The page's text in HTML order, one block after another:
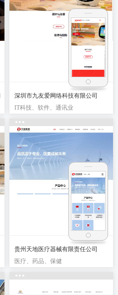
深圳市九友爱网络科技有限公司
IT科技、软件、通讯业
贵州天地医疗器械有限责任公司
医疗、药品、保健